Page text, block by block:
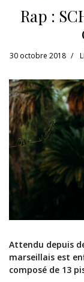
Rap :
30 octobre 2018
Attendu depuis
marseillais est
composé de 13